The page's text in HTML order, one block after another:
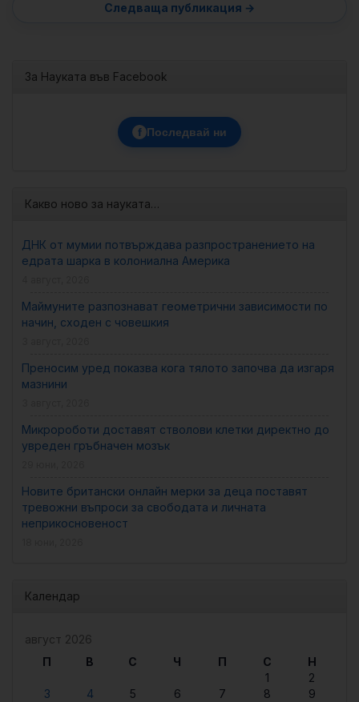
За Науката във Facebook
f Последвай ни
Какво ново за науката…
ДНК от мумии потвърждава разпространението на
едрата шарка в колониална Америка
Маймуните разпознават геометрични зависимости по
начин, сходен с човешкия
Преносим уред показва кога тялото започва да изгаря
мазнини
Микророботи доставят стволови клетки директно до
увреден гръбначен мозък
Новите британски онлайн мерки за деца поставят
тревожни въпроси за свободата и личната
неприкосновеност
Календар
август 2026
П
В С Ч П С
Н
1
2
3
4 5 6 7 8 9